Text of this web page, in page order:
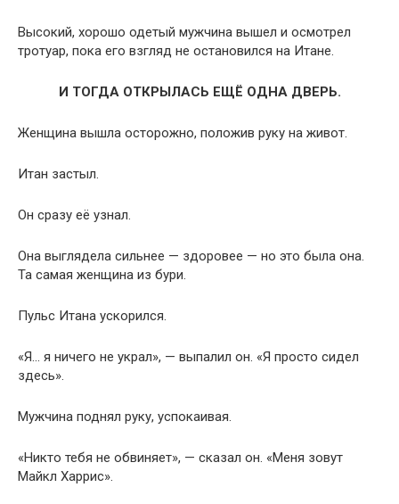
Высокий, хорошо одетый мужчина вышел и осмотрел
тротуар, пока его взгляд не остановился на Итане.
И ТОГДА ОТКРЫЛАСЬ ЕЩЁ ОДНА ДВЕРЬ.
Женщина вышла осторожно, положив руку на живот.
Итан застыл.
Он сразу её узнал.
Она выглядела сильнее — здоровее — но это была она.
Та самая женщина из бури.
Пульс Итана ускорился.
«Я… я ничего не украл», — выпалил он. «Я просто сидел
здесь».
Мужчина поднял руку, успокаивая.
«Никто тебя не обвиняет», — сказал он. «Меня зовут
Майкл Харрис».